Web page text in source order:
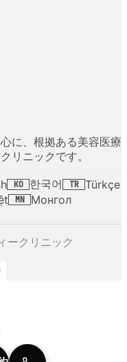
に、根拠ある美容医療
リニックです。
KO 한국어 TR Türkçe
MN Монгол
ークリニック